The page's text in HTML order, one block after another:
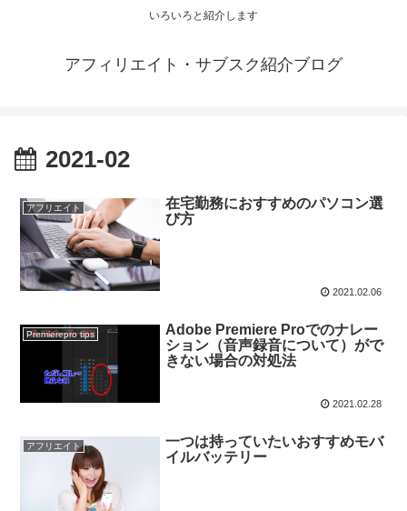
いろいろと紹介します
アフィリエイト・サブスク紹介ブログ
2021-02
アフリエイト
在宅勤務におすすめのパソコン選
び方
2021.02.06
Premierepro tips
Adobe Premiere Proでのナレー
ション（音声録音について）がで
きない場合の対処法
2021.02.28
アフリエイト
一つは持っていたいおすすめモバ
イルバッテリー